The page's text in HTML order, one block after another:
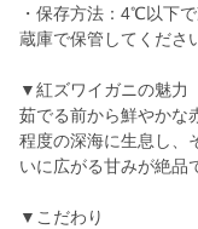
・保存方法：4℃以下
蔵庫で保管してくださ
▼紅ズワイガニの魅力
茹でる前から鮮やかな
程度の深海に生息し、
いに広がる甘みが絶品
▼こだわり